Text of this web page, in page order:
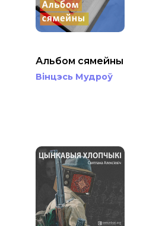
Альбом сямейны
Вінцэсь Мудроў